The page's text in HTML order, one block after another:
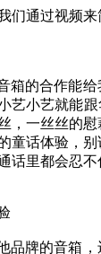
们通过视频来
箱的合作能
艺小艺就能
，一丝丝的
童话体验，
话里都会忍不
品牌的音箱